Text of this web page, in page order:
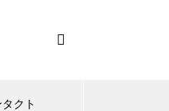
タクト